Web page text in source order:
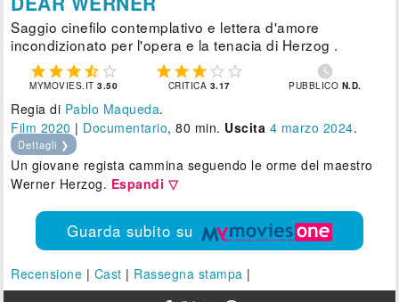
Saggio cinefilo contemplativo e lettera d'amore
incondizionato per l'opera e la tenacia di Herzog .
    
MYMOVIES.IT3.50
    
CRITICA 3.17

PUBBLICO N.D.
Regia di Pablo Maqueda.
Film 2020 | Documentario, 80 min. Uscita 4 marzo 2024.
Dettagli ❯
Un giovane regista cammina seguendo le orme del maestro
Werner Herzog. Espandi ▽
Guarda subito su
Recensione | Cast | Rassegna stampa |